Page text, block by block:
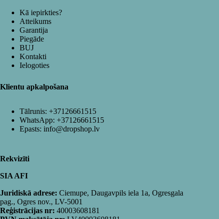
Kā iepirkties?
Atteikums
Garantija
Piegāde
BUJ
Kontakti
Ielogoties
Klientu apkalpošana
Tālrunis: +37126661515
WhatsApp: +37126661515
Epasts: info@dropshop.lv
Rekvizīti
SIA AFI
Juridiskā adrese: Ciemupe, Daugavpils iela 1a, Ogresgala
pag., Ogres nov., LV-5001
Reģistrācijas nr: 40003608181